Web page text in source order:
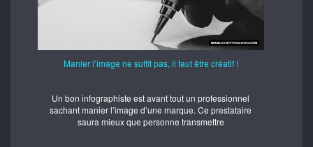
Manier l’image ne suffit pas, il faut être créatif !
Un bon infographiste est avant tout un professionnel
sachant manier l’image d’une marque. Ce prestataire
saura mieux que personne transmettre